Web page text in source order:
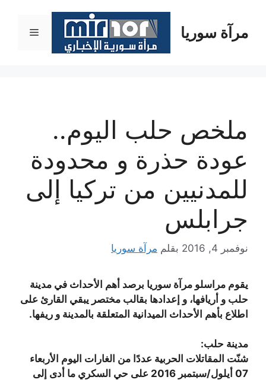
المحتوىمرآة سوريا القائمة
ملخص حلب اليوم..
عودة حذرة و محدودة
للمدنيين من تركيا إلى
جرابلس
نوفمبر 4, 2016 بقلم مرآة سوريا
يقوم مراسلو مرآة سوريا برصد أهم الأحداث في مدينة
‫‏حلب‬ و أريافها، و إعدادها بقالب مختصر يبقي القارئ على
اطلاع بأهم الأحداث الميدانية المتعلقة بالمدينة و ريفها.
مدينة حلب:
شنّت المقاتلات الحربية عددًا من الغارات اليوم الأربعاء
07 أيلول/سبتمبر 2016 على حي السكري ما أدى إلى